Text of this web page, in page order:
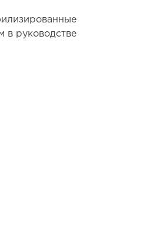
в руководстве